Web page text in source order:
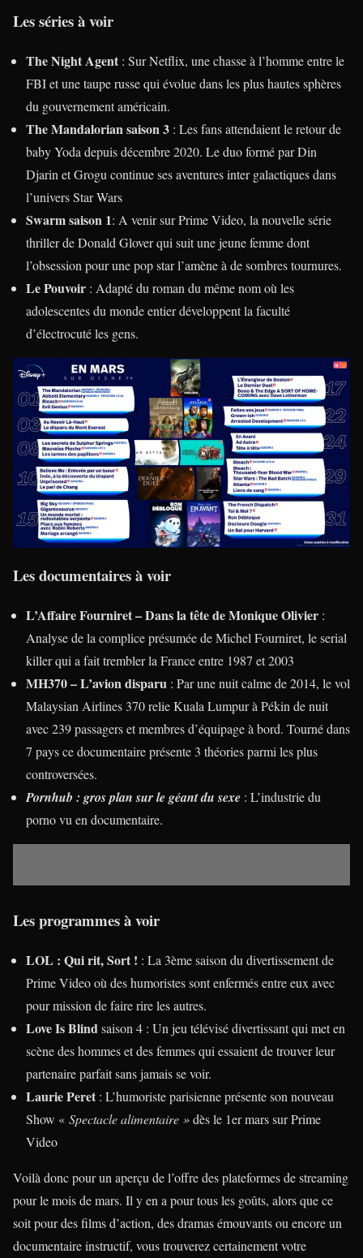
Les séries à voir
The Night Agent : Sur Netflix, une chasse à l’homme entre le
FBI et une taupe russe qui évolue dans les plus hautes sphères
du gouvernement américain.
The Mandalorian saison 3 : Les fans attendaient le retour de
baby Yoda depuis décembre 2020. Le duo formé par Din
Djarin et Grogu continue ses aventures inter galactiques dans
l’univers Star Wars
Swarm saison 1: A venir sur Prime Video, la nouvelle série
thriller de Donald Glover qui suit une jeune femme dont
l’obsession pour une pop star l’amène à de sombres tournures.
Le Pouvoir : Adapté du roman du même nom où les
adolescentes du monde entier développent la faculté
d’électrocuté les gens.
Les documentaires à voir
L’Affaire Fourniret – Dans la tête de Monique Olivier :
Analyse de la complice présumée de Michel Fourniret, le serial
killer qui a fait trembler la France entre 1987 et 2003
MH370 – L’avion disparu : Par une nuit calme de 2014, le vol
Malaysian Airlines 370 relie Kuala Lumpur à Pékin de nuit
avec 239 passagers et membres d’équipage à bord. Tourné dans
7 pays ce documentaire présente 3 théories parmi les plus
controversées.
Pornhub : gros plan sur le géant du sexe : L’industrie du
porno vu en documentaire.
Les programmes à voir
LOL : Qui rit, Sort ! : La 3ème saison du divertissement de
Prime Video où des humoristes sont enfermés entre eux avec
pour mission de faire rire les autres.
Love Is Blindsaison 4 : Un jeu télévisé divertissant qui met en
scène des hommes et des femmes qui essaient de trouver leur
partenaire parfait sans jamais se voir.
Laurie Peret : L’humoriste parisienne présente son nouveau
Show « Spectacle alimentaire »dès le 1er mars sur Prime
Video
Voilà donc pour un aperçu de l’offre des plateformes de streaming
pour le mois de mars. Il y en a pour tous les goûts, alors que ce
soit pour des films d’action, des dramas émouvants ou encore un
documentaire instructif, vous trouverez certainement votre